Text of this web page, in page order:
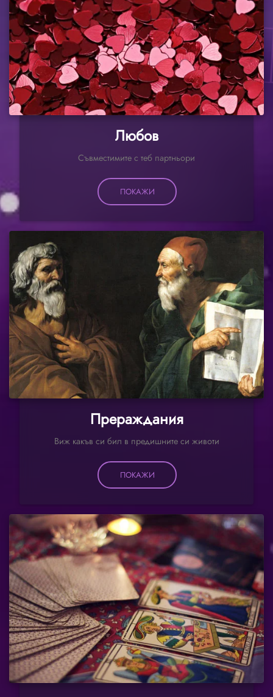
Любов
Съвместимите с теб партньори
ПОКАЖИ
Прераждания
Виж какъв си бил в предишните си животи
ПОКАЖИ